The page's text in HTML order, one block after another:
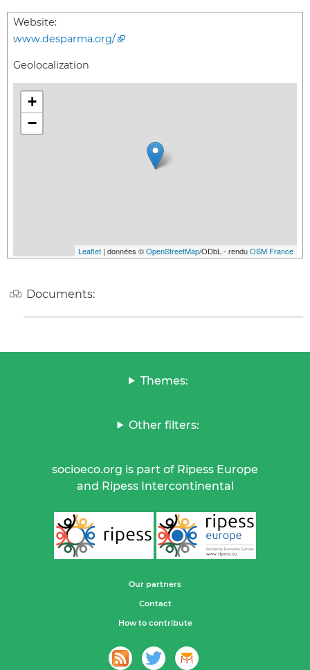
Website:
www.desparma.org/
Geolocalization
+
−
Leaflet | données ©OpenStreetMap/ODbL - renduOSM France
Documents:
Themes:
Other filters:
socioeco.org is part of Ripess Europe
and Ripess Intercontinental
Our partners
Contact
How to contribute